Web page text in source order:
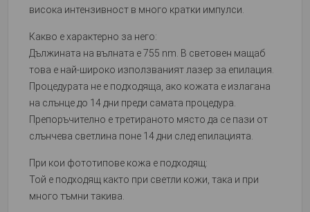
висока интензивност в много кратки импулси.
Какво е характерно за него:
Дължината на вълната е 755 nm. В световен мащаб
това е най-широко използваният лазер за епилация.
Процедурата не е подходяща, ако кожата е излагана
на слънце до 14 дни преди самата процедура.
Препоръчително е третираното място да се пази от
слънчева светлина поне 14 дни след епилацията.
При кои фототипове кожа е подходящ:
Той е подходящ както при светли кожи, така и при
много тъмни такива.